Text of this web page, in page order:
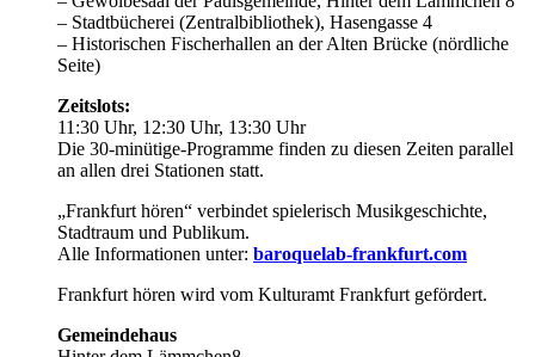
– Stadtbücherei (Zentralbibliothek), Hasengasse 4
– Historischen Fischerhallen an der Alten Brücke (nördliche
Seite)
Zeitslots:
11:30 Uhr, 12:30 Uhr, 13:30 Uhr
Die 30-minütige-Programme finden zu diesen Zeiten parallel
an allen drei Stationen statt.
„Frankfurt hören“ verbindet spielerisch Musikgeschichte,
Stadtraum und Publikum.
Alle Informationen unter: baroquelab-frankfurt.com
Frankfurt hören wird vom Kulturamt Frankfurt gefördert.
Gemeindehaus